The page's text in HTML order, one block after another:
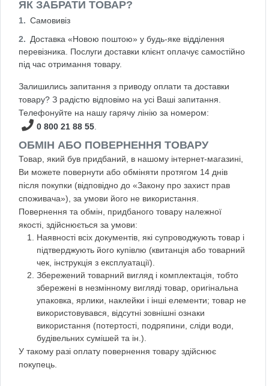
ЯК ЗАБРАТИ ТОВАР?
Самовивіз
Доставка «Новою поштою» у будь-яке відділення
перевізника. Послуги доставки клієнт оплачує самостійно
під час отримання товару.
Залишились запитання з приводу оплати та доставки
товару? З радістю відповімо на усі Ваші запитання.
Телефонуйте на нашу гарячу лінію за номером:
0 800 21 88 55
ОБМІН АБО ПОВЕРНЕННЯ ТОВАРУ
Товар, який був придбаний, в нашому інтернет-магазині,
Ви можете повернути або обміняти протягом 14 днів
після покупки (відповідно до «Закону про захист прав
споживача»), за умови його не використання.
Повернення та обмін, придбаного товару належної
якості, здійснюється за умови:
Наявності всіх документів, які супроводжують товар і
підтверджують його купівлю (квитанція або товарний
чек, інструкція з експлуатації).
Збережений товарний вигляд і комплектація, тобто
збережені в незмінному вигляді товар, оригінальна
упаковка, ярлики, наклейки і інші елементи; товар не
використовувався, відсутні зовнішні ознаки
використання (потертості, подряпини, сліди води,
будівельних сумішей та ін.).
У такому разі оплату повернення товару здійснює
покупець.